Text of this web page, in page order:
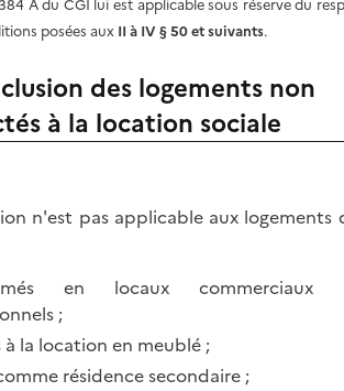
A du CGI lui est applicable sous réserve du
posées aux II à IV § 50 et suivants.
des logements non
à la location sociale
n'est pas applicable aux logements
en locaux commerciaux
;
la location en meublé ;
résidence secondaire ;